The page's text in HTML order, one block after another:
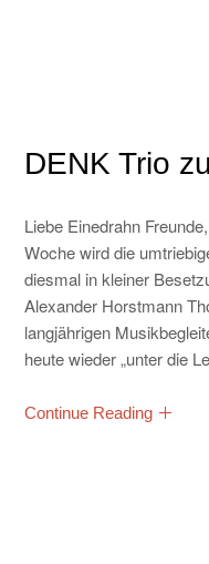
DENK Trio
Liebe Einedrahn
Woche wird die
diesmal in kleiner
Alexander Horstmann
langjährigen
heute wieder „unter die
Continue Reading